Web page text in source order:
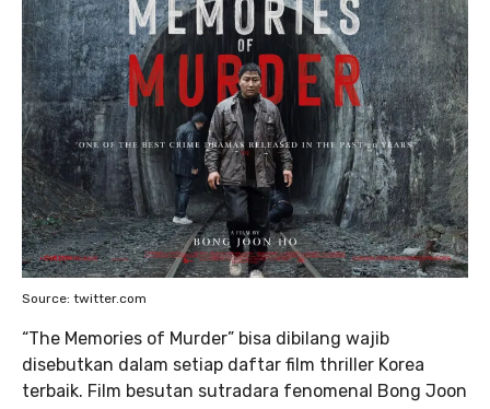
Source: twitter.com
“The Memories of Murder” bisa dibilang wajib
disebutkan dalam setiap daftar film thriller Korea
terbaik. Film besutan sutradara fenomenal Bong Joon